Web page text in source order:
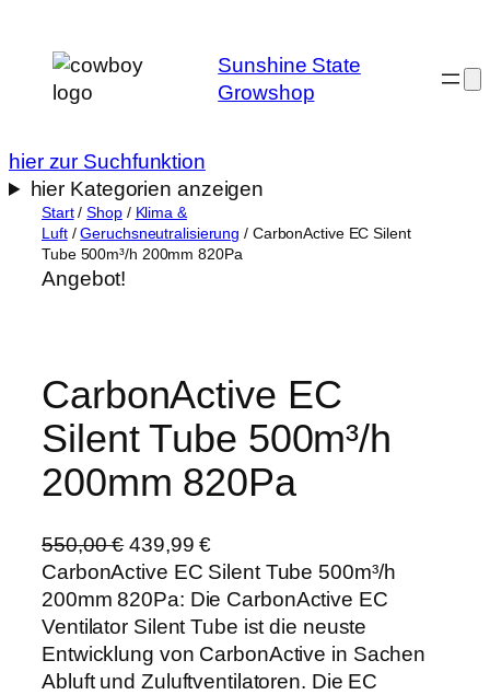
Inhalt
springen
Sunshine State
Growshop
hier zur Suchfunktion
hier Kategorien anzeigen
Start/Shop/ Klima &
Luft/Geruchsneutralisierung / CarbonActive EC Silent
Tube 500m³/h 200mm 820Pa
Angebot!
CarbonActive EC
Silent Tube 500m³/h
200mm 820Pa
550,00€ U
r
s
p
r
ü
439,99€A
k
t
u
e
l
CarbonActive EC Silent Tube 500m³/h
200mm 820Pa: Die CarbonActive EC
Ventilator Silent Tube ist die neuste
Entwicklung von CarbonActive in Sachen
Abluft und Zuluftventilatoren. Die EC